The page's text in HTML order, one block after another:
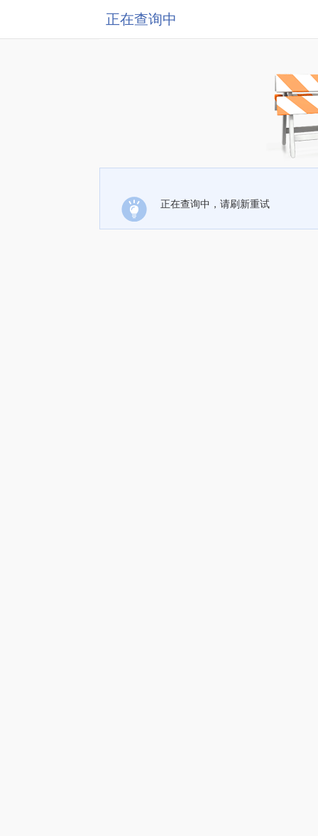
正在查询中
正在查询中，请刷新重试